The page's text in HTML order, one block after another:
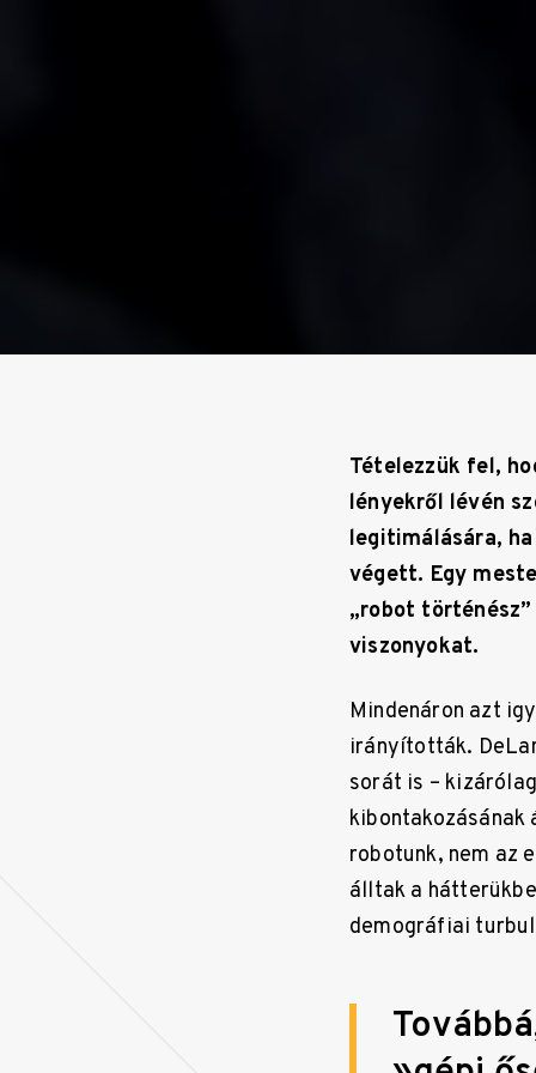
Tételezzük fel,
lényekről lévén
legitimálására,
végett. Egy
„robot
viszonyokat.
Mindenáron azt
irányították.
sorát is –
kibontakozásának
robotunk, nem az
álltak a
demográfiai